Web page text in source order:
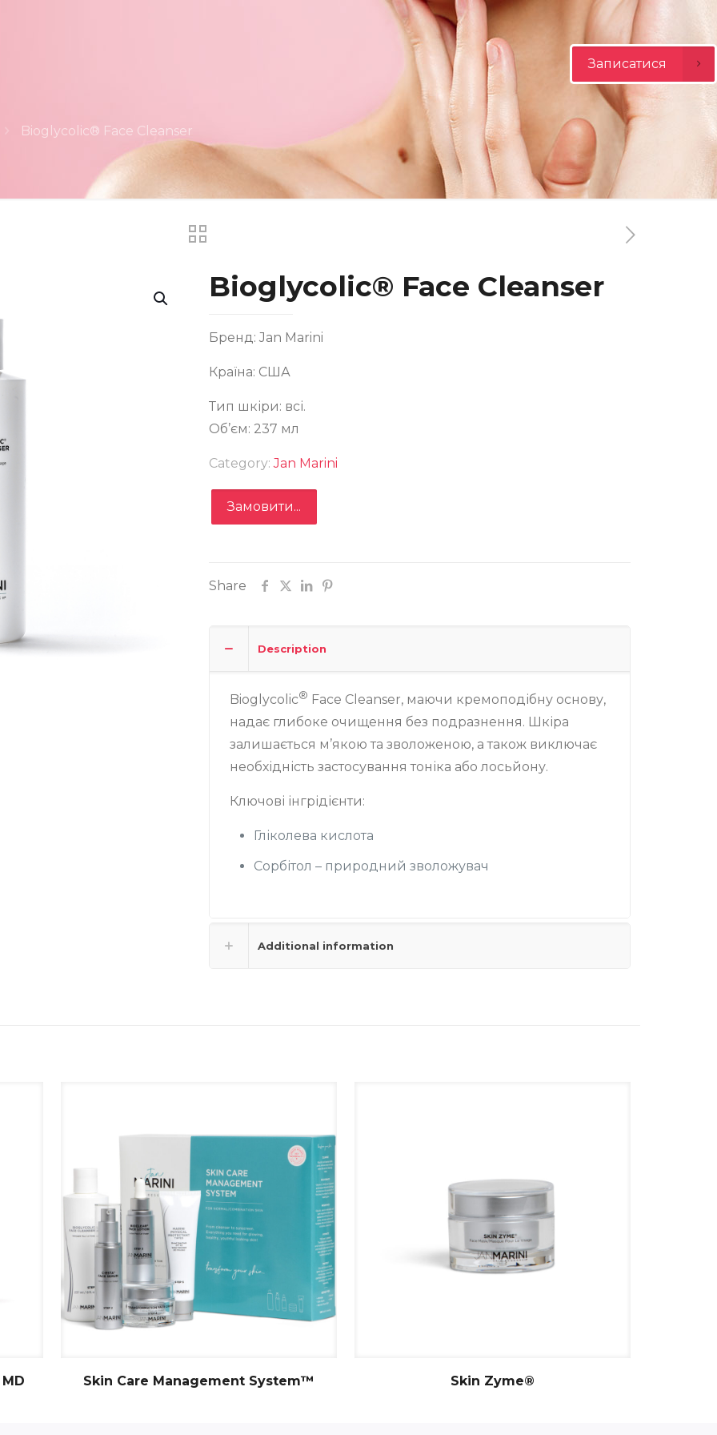
Bioglycolic® Face Cleanser
Bioglycolic® Face Cleanser
Бренд: Jan Marini
Країна: США
Тип шкіри: всі.
Об’єм: 237 мл
Category:Jan Marini
Замовити...
Share
Description
Bioglycolic® Face Cleanser, маючи кремоподібну основу,
надає глибоке очищення без подразнення. Шкіра
залишається м’якою та зволоженою, а також виключає
необхідність застосування тоніка або лосьйону.
Ключові інгрідієнти:
Гліколева кислота
Сорбітол – природний зволожувач
Additional information
Skin Care Management System™ Skin Zyme®
Записатися